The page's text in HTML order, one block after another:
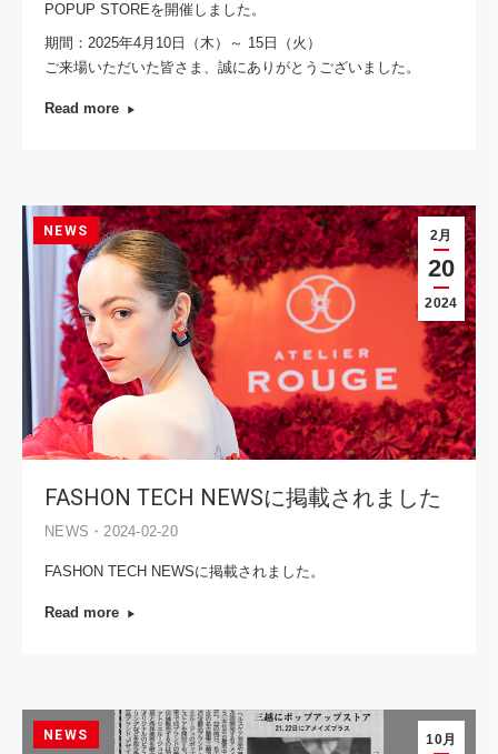
POPUP STOREを開催しました。
期間：2025年4月10日（木）～ 15日（火）
ご来場いただいた皆さま、誠にありがとうございました。
Read more
NEWS 2月
20
2024
FASHON TECH NEWSに掲載されました
NEWS・2024-02-20
FASHON TECH NEWSに掲載されました。
Read more
NEWS 10月